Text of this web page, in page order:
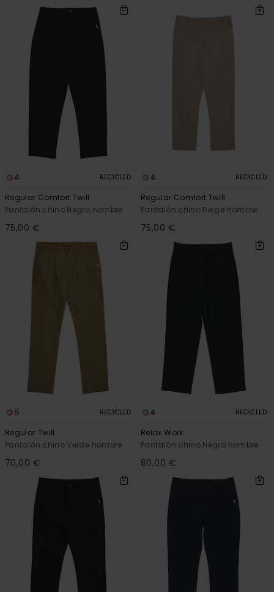
4 RECYCLED
Regular Comfort Twill
Pantalón chino Negro hombre
75,00 €
4 RECYCLED
Regular Comfort Twill
Pantalón chino Beige hombre
75,00 €
5 RECYCLED
Regular Twill
Pantalón chino Verde hombre
70,00 €
4 RECYCLED
Relax Work
Pantalón chino Negro hombre
80,00 €